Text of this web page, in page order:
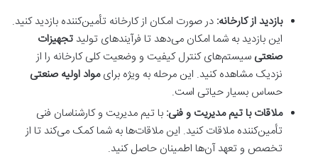
بازدید از کارخانه: در صورت امکان از کارخانه تأمین‌کننده بازدید کنید.
این بازدید به شما امکان می‌دهد تا فرآیندهای تولیدتجهیزات
صنعتی سیستم‌های کنترل کیفیت و وضعیت کلی کارخانه را از
نزدیک مشاهده کنید. این مرحله به ویژه برایمواد اولیه صنعتی
حساس بسیار حیاتی است.
ملاقات با تیم مدیریت و فنی: با تیم مدیریت و کارشناسان فنی
تأمین‌کننده ملاقات کنید. این ملاقات‌ها به شما کمک می‌کند تا از
تخصص و تعهد آن‌ها اطمینان حاصل کنید.